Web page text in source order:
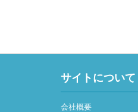
サイトについて
会社概要